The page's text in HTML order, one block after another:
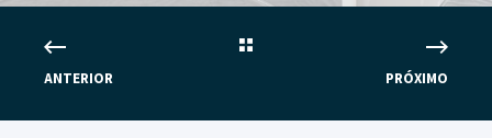
ANTERIOR PRÓXIMO